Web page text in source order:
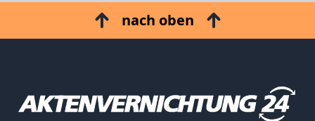
nach oben